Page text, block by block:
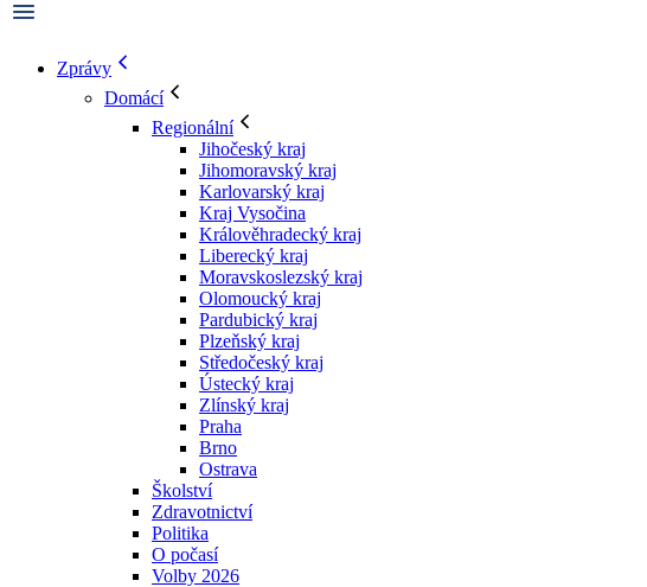
Zprávy
Domácí
Regionální
Jihočeský kraj
Jihomoravský kraj
Karlovarský kraj
Kraj Vysočina
Králověhradecký kraj
Liberecký kraj
Moravskoslezský kraj
Olomoucký kraj
Pardubický kraj
Plzeňský kraj
Středočeský kraj
Ústecký kraj
Zlínský kraj
Praha
Brno
Ostrava
Školství
Zdravotnictví
Politika
O počasí
Volby 2026